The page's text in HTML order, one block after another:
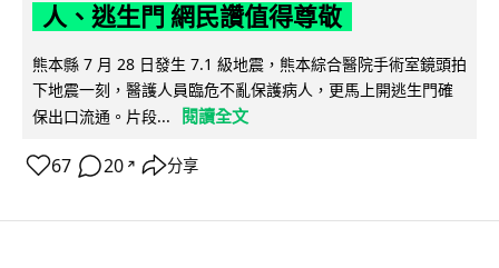
人、逃生門 網民讚值得尊敬
熊本縣 7 月 28 日發生 7.1 級地震，熊本綜合醫院手術室鏡頭拍
下地震一刻，醫護人員臨危不亂保護病人，更馬上開逃生門確
保出口流通。片段...
閱讀全文
67 20 ↗ 分享